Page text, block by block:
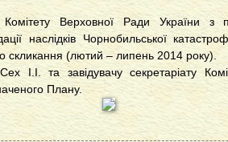
Верховної Ради України з
наслідків Чорнобильської
скликання (лютий – липень 2014 року).
І.І. та завідувачу секретаріату
Плану.